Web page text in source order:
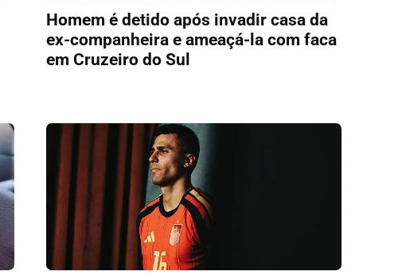
Homem é detido após invadir casa da
ex-companheira e ameaçá-la com faca
em Cruzeiro do Sul